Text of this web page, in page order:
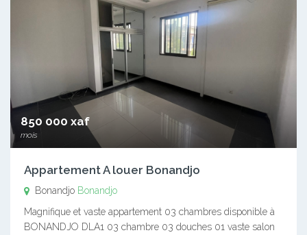
850 000 xaf
mois
Appartement A louer Bonandjo
Bonandjo Bonandjo
Magnifique et vaste appartement 03 chambres disponible à
BONANDJO DLA1 03 chambre 03 douches 01 vaste salon